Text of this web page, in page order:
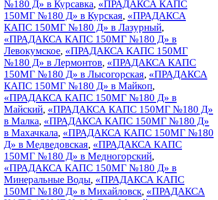
№180 Д» в Курсавка, «ПРАДАКСА КАПС
150МГ №180 Д» в Курская, «ПРАДАКСА
КАПС 150МГ №180 Д» в Лазурный,
«ПРАДАКСА КАПС 150МГ №180 Д» в
Левокумское, «ПРАДАКСА КАПС 150МГ
№180 Д» в Лермонтов, «ПРАДАКСА КАПС
150МГ №180 Д» в Лысогорская, «ПРАДАКСА
КАПС 150МГ №180 Д» в Майкоп,
«ПРАДАКСА КАПС 150МГ №180 Д» в
Майский, «ПРАДАКСА КАПС 150МГ №180 Д»
в Малка, «ПРАДАКСА КАПС 150МГ №180 Д»
в Махачкала, «ПРАДАКСА КАПС 150МГ №180
Д» в Медведовская, «ПРАДАКСА КАПС
150МГ №180 Д» в Медногорский,
«ПРАДАКСА КАПС 150МГ №180 Д» в
Минеральные Воды, «ПРАДАКСА КАПС
150МГ №180 Д» в Михайловск, «ПРАДАКСА